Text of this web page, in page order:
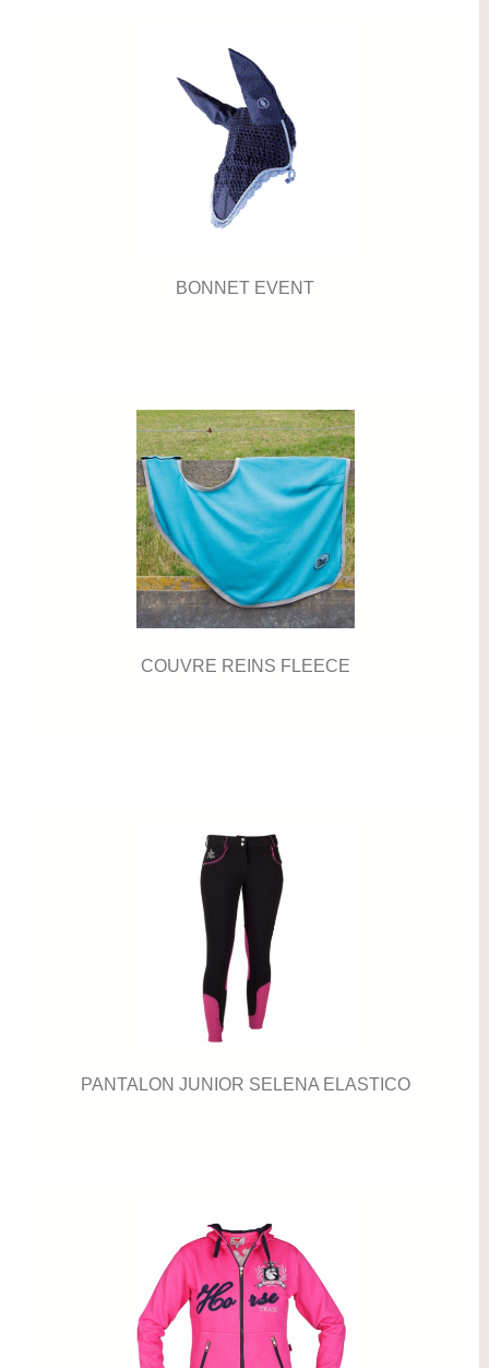
BONNET EVENT
COUVRE REINS FLEECE
PANTALON JUNIOR SELENA ELASTICO